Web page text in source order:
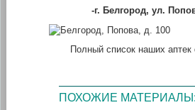
-г. Белгород, ул.
Полный список наших аптек
ПОХОЖИЕ МАТЕРИАЛЫ: